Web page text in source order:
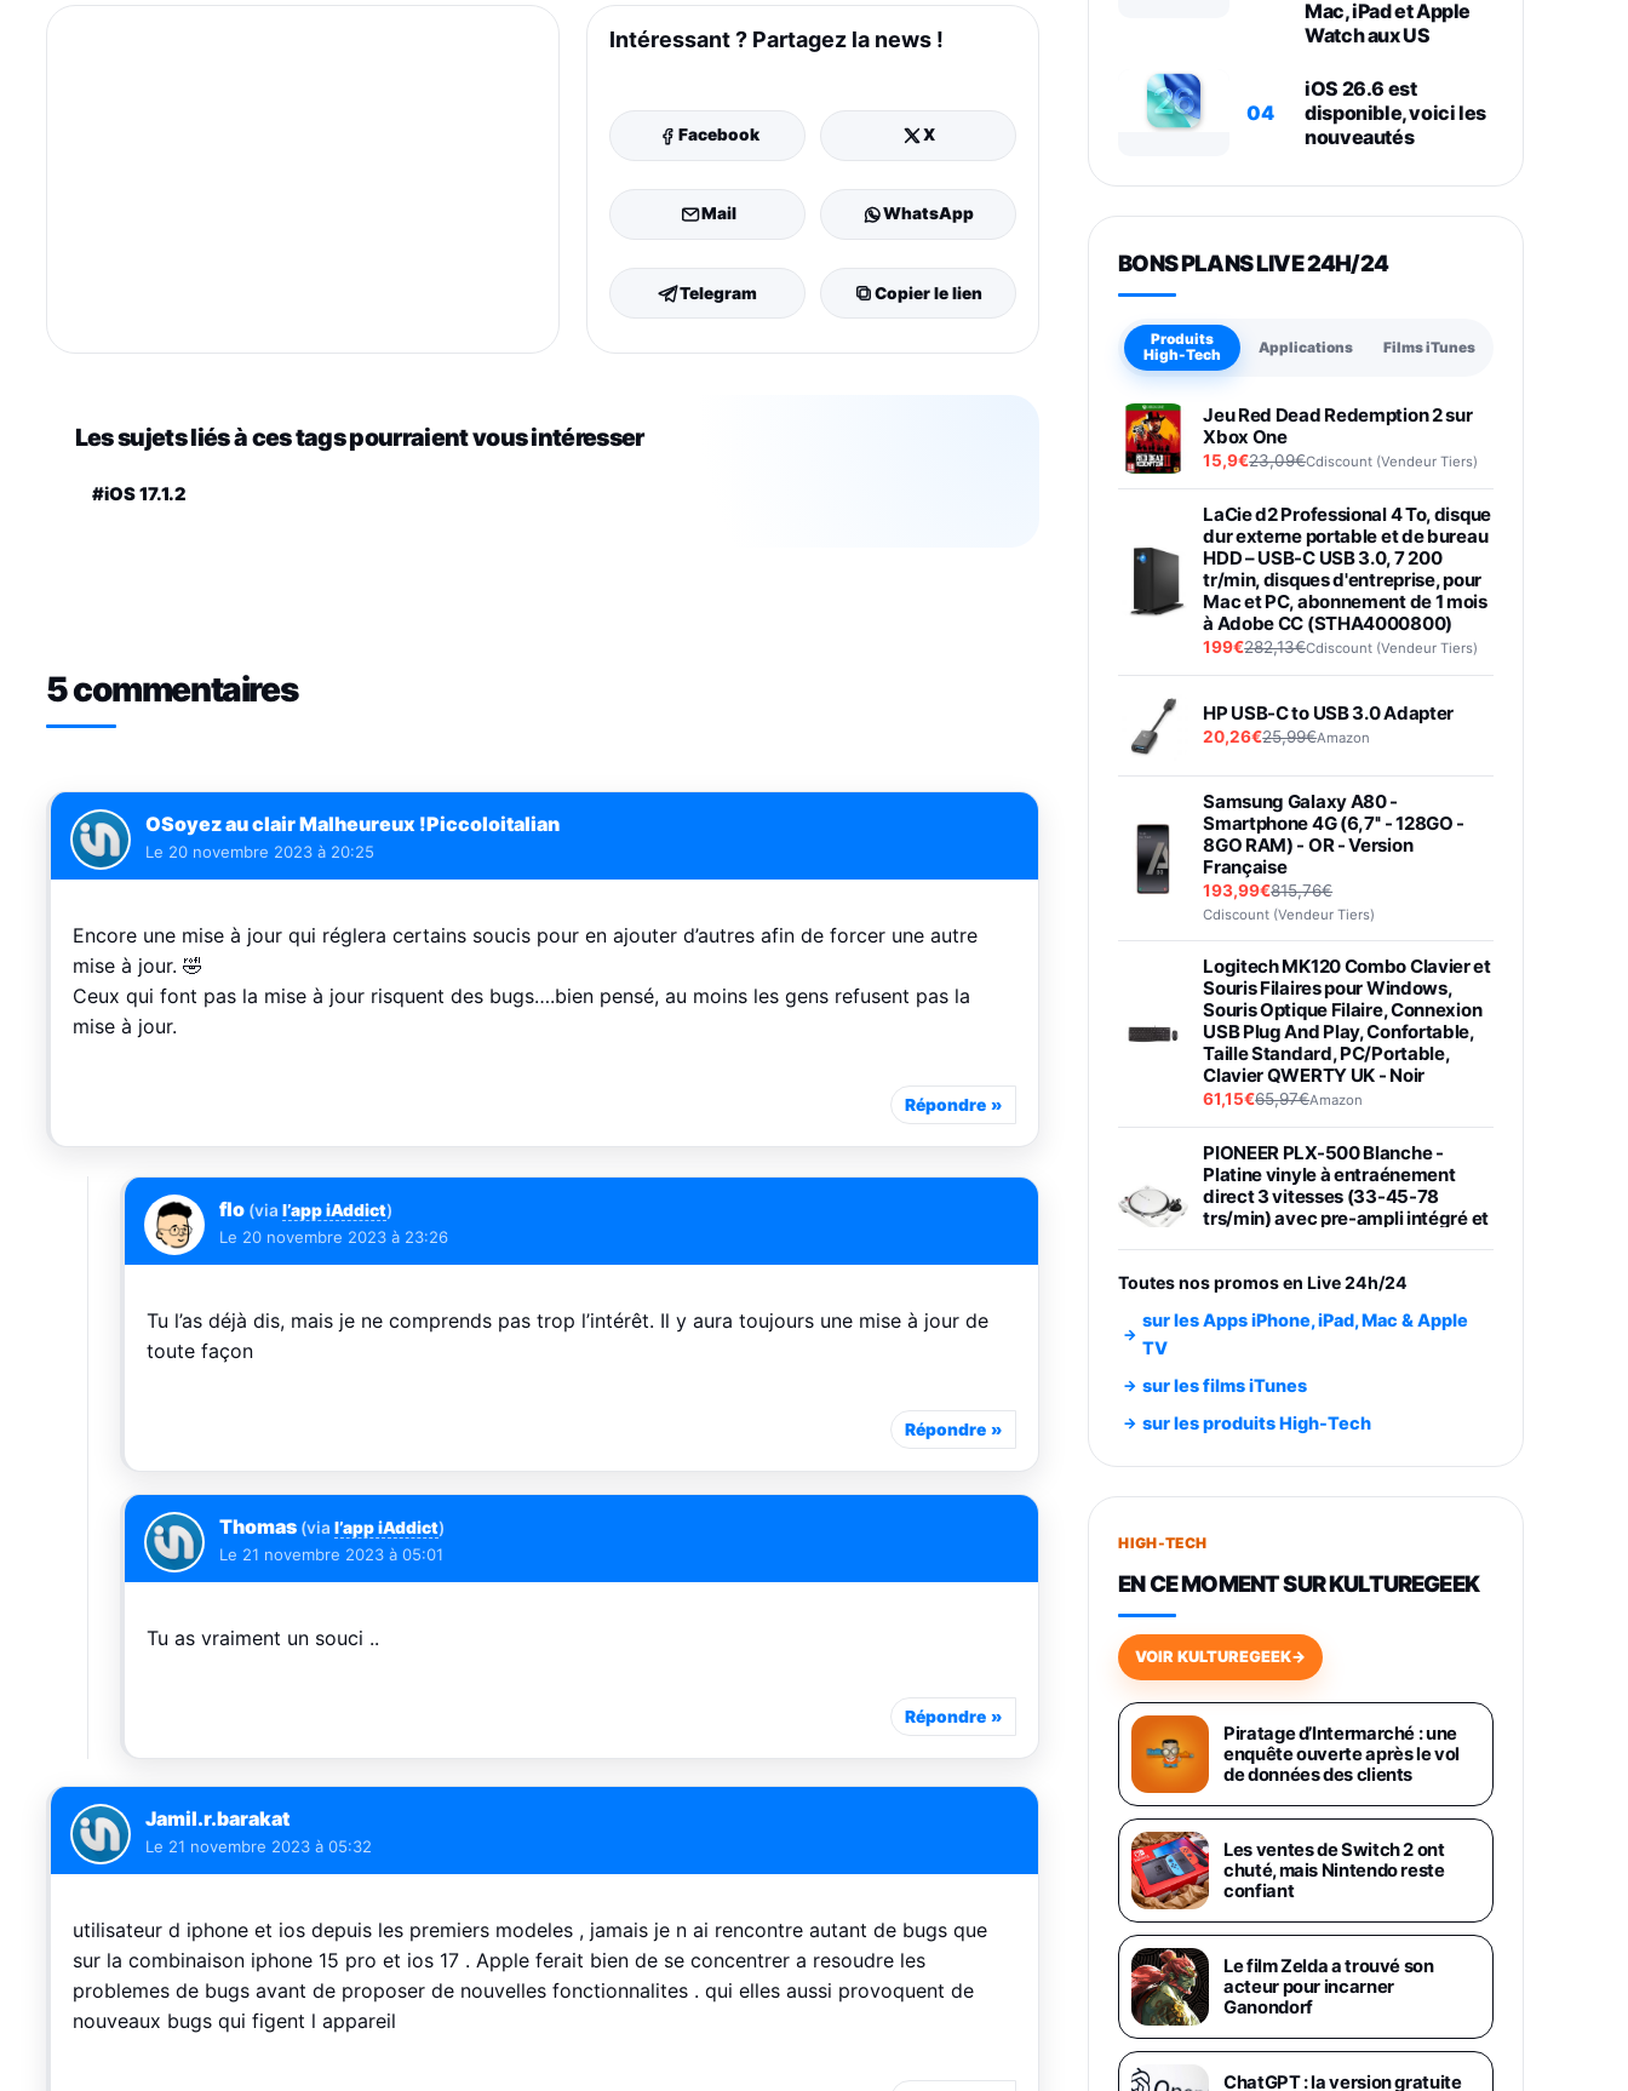
Intéressant ? Partagez la news !
Facebook X
Mail WhatsApp
Telegram Copier le lien
Les sujets liés à ces tags pourraient vous intéresser
#iOS 17.1.2
5 commentaires
OSoyez au clair Malheureux !Piccoloitalian
Le 20 novembre 2023 à 20:25
Encore une mise à jour qui réglera certains soucis pour en ajouter d’autres afin de forcer une autre
mise à jour. 🤣
Ceux qui font pas la mise à jour risquent des bugs….bien pensé, au moins les gens refusent pas la
mise à jour.
Répondre
flo (via l’app iAddict)
Le 20 novembre 2023 à 23:26
Tu l’as déjà dis, mais je ne comprends pas trop l’intérêt. Il y aura toujours une mise à jour de
toute façon
Répondre
Thomas (via l’app iAddict)
Le 21 novembre 2023 à 05:01
Tu as vraiment un souci ..
Répondre
Jamil.r.barakat
Le 21 novembre 2023 à 05:32
utilisateur d iphone et ios depuis les premiers modeles , jamais je n ai rencontre autant de bugs que
sur la combinaison iphone 15 pro et ios 17 . Apple ferait bien de se concentrer a resoudre les
problemes de bugs avant de proposer de nouvelles fonctionnalites . qui elles aussi provoquent de
nouveaux bugs qui figent l appareil
Mac, iPad et Apple
Watch aux US
04
iOS 26.6 est
disponible, voici les
nouveautés
BONS PLANS LIVE 24H/24
Produits
High-Tech
Applications Films iTunes
Jeu Red Dead Redemption 2 sur
Xbox One
15,9€23,09€Cdiscount (Vendeur Tiers)
LaCie d2 Professional 4 To, disque
dur externe portable et de bureau
HDD – USB-C USB 3.0, 7 200
tr/min, disques d'entreprise, pour
Mac et PC, abonnement de 1 mois
à Adobe CC (STHA4000800)
199€282,13€Cdiscount (Vendeur Tiers)
HP USB-C to USB 3.0 Adapter
20,26€25,99€Amazon
Samsung Galaxy A80 -
Smartphone 4G (6,7'' - 128GO -
8GO RAM) - OR - Version
Française
193,99€815,76€
Cdiscount (Vendeur Tiers)
Logitech MK120 Combo Clavier et
Souris Filaires pour Windows,
Souris Optique Filaire, Connexion
USB Plug And Play, Confortable,
Taille Standard, PC/Portable,
Clavier QWERTY UK - Noir
61,15€65,97€Amazon
PIONEER PLX-500 Blanche -
Platine vinyle à entraénement
direct 3 vitesses (33-45-78
trs/min) avec pre-ampli intégré et
Smartphone SAMSUNG Galaxy
Smartphone SAMSUNG Galaxy
S26+ Violet 256Go
749,99€1240,43€Fnac (Vendeur Tiers)
648,63€
Smartphone Android 5G avec
Galaxy AI, 512 Go, Chargeur
Secteur Rapide 25W Inclus,
Smartphone déverrouillé, Noir,
Version FR
1019€1399€Fnac (Vendeur Tiers)
Galaxy S26 Ultra 512 Go Bleu
1019€ 1399€ Fnac (Vendeur Tiers)
Galaxy S26 Ultra 256 Go Violet
892€1199€
Philips SHK2000BL - Casque
Enfant - Bleu & Répartiteur Audio
5 Casques, Blanc
24,94€29,96€Fnac (Vendeur Tiers)
Toutes nos promos en Live 24h/24
sur les Apps iPhone, iPad, Mac & Apple
TV
sur les films iTunes
sur les produits High-Tech
HIGH-TECH
EN CE MOMENT SUR KULTUREGEEK
VOIR KULTUREGEEK→
Piratage d’Intermarché : une
enquête ouverte après le vol
de données des clients
Les ventes de Switch 2 ont
chuté, mais Nintendo reste
confiant
Le film Zelda a trouvé son
acteur pour incarner
Ganondorf
ChatGPT : la version gratuite